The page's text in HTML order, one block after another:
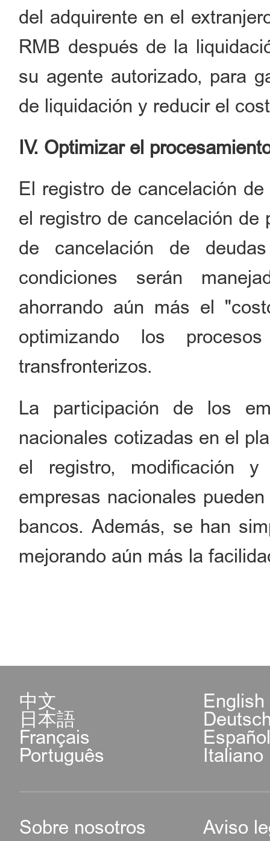
del adquirente en el
RMB después de la
su agente autorizado, para
de liquidación y reducir el
IV. Optimizar el
El registro de cancelación
el registro de cancelación
de cancelación de
condiciones serán
ahorrando aún más el
optimizando los
transfronterizos.
La participación de los
nacionales cotizadas en el
el registro, modificación
empresas nacionales
bancos. Además, se han
mejorando aún más la
中文 English
日本語
Français
Português Italiano
Sobre nosotros Aviso